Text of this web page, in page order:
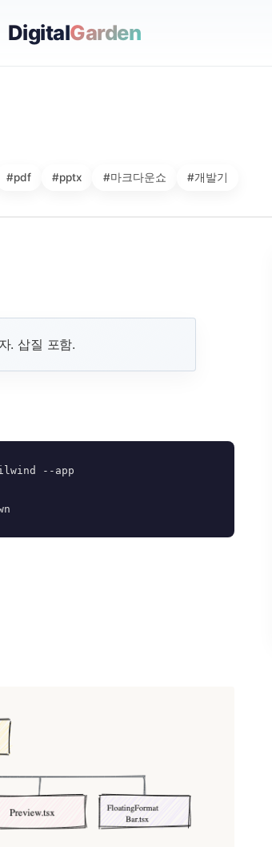
DigitalGarden
#pdf #pptx #마크다운쇼 #개발기
. 삽질 포함.
--app